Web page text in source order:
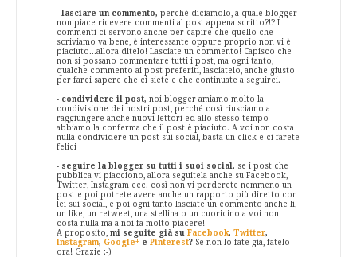
- lasciare un commento, perché diciamolo, a quale blogger
non piace ricevere commenti al post appena scritto?!? I
commenti ci servono anche per capire che quello che
scriviamo va bene, è interessante oppure proprio non vi è
piaciuto...allora ditelo! Lasciate un commento! Capisco che
non si possano commentare tutti i post, ma ogni tanto,
qualche commento ai post preferiti, lasciatelo, anche giusto
per farci sapere che ci siete e che continuate a seguirci.
- condividere il post, noi blogger amiamo molto la
condivisione dei nostri post, perché così riusciamo a
raggiungere anche nuovi lettori ed allo stesso tempo
abbiamo la conferma che il post è piaciuto. A voi non costa
nulla condividere un post sui social, basta un click e ci farete
felici
- seguire la blogger su tutti i suoi social, se i post che
pubblica vi piacciono, allora seguitela anche su Facebook,
Twitter, Instagram ecc. così non vi perderete nemmeno un
post e poi potrete avere anche un rapporto più diretto con
lei sui social, e poi ogni tanto lasciate un commento anche lì,
un like, un retweet, una stellina o un cuoricino a voi non
costa nulla ma a noi fa molto piacere!
A proposito, mi seguite già su Facebook, Twitter,
Instagram, Google+ e Pinterest? Se non lo fate già, fatelo
ora! Grazie :-)